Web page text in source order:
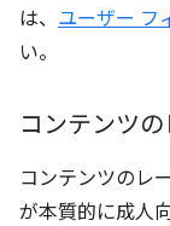
は、 ユーザー フ
い。
コンテンツ
コンテンツのレ
が本質的に成人